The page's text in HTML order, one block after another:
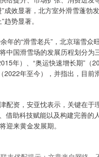
成效显著，北方室外滑雪蓬勃
趋势显著。
年的“滑雪老兵”，北京瑞雪众
中国滑雪场的发展历程划分为
年）、“奥运快速增长期”（
2022年至今），并指出，目前
配资，安亚忱表示，关键在于
借助科技赋能以及构建完善的
迎来黄金发展期。